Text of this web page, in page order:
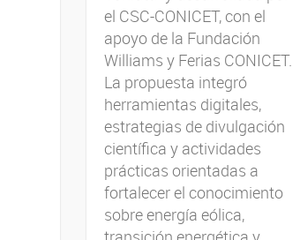
el CSC-CONICET, con el
apoyo de la Fundación
Williams y Ferias CONICET.
La propuesta integró
herramientas digitales,
estrategias de divulgación
científica y actividades
prácticas orientadas a
fortalecer el conocimiento
sobre energía eólica,